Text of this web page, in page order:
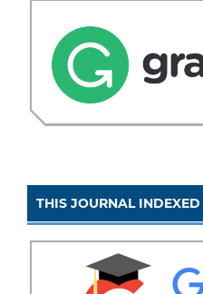
THIS JOURNAL INDEXED